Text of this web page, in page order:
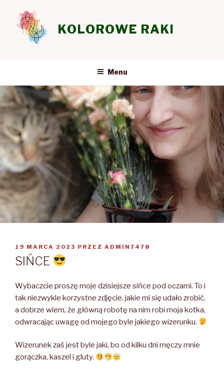
treści
KOLOROWE RAKI
Menu
OPUBLIKOWANE
W
19 MARCA 2023 PRZEZ ADMIN7478
SIŃCE
Wybaczcie proszę moje dzisiejsze sińce pod oczami. To i
tak niezwykle korzystne zdjęcie, jakie mi się udało zrobić,
a dobrze wiem, że główną robotę na nim robi moja kotka,
odwracając uwagę od mojego byle jakiego wizerunku.
Wizerunek zaś jest byle jaki, bo od kilku dni męczy mnie
gorączka, kaszel i gluty.